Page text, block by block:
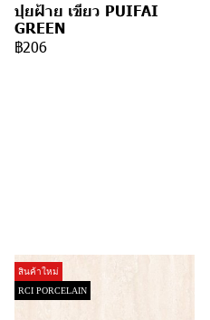
ปุยฝ้าย เขียว PUIFAI
GREEN
฿206
สินค้าใหม่
RCI PORCELAIN